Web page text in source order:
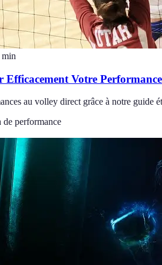
min
Efficacement Votre
au volley direct grâce à notre guide
performance